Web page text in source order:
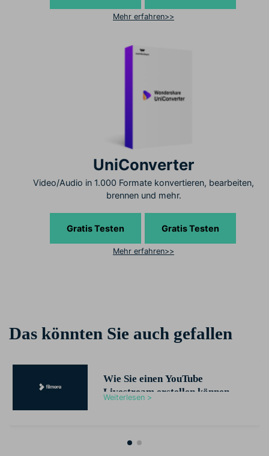
Mehr erfahren>>
UniConverter
Video/Audio in 1.000 Formate konvertieren, bearbeiten,
brennen und mehr.
Gratis Testen Gratis Testen
Mehr erfahren>>
Das könnten Sie auch gefallen
Wie Sie einen YouTube
Livestream erstellen können
Weiterlesen >